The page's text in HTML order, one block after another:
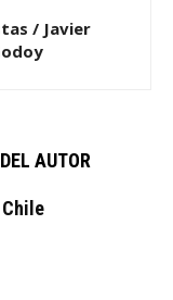
/ Javier
AUTOR